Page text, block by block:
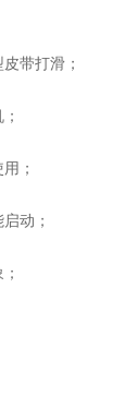
带打滑；
；
动；